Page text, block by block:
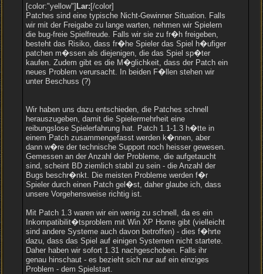
[color:"yellow"] Lar: [/color]
Patches sind eine typische Nicht-Gewinner Situation. Falls
wir mit der Freigabe zu lange warten, nehmen wir Spielern
die bug-freie Spielfreude. Falls wir sie zu fr�h freigeben,
besteht das Risiko, dass fr�he Spieler das Spiel h�ufiger
patchen m�ssen als diejenigen, die das Spiel sp�ter
kaufen. Zudem gibt es die M�glichkeit, dass der Patch ein
neues Problem verursacht. In beiden F�llen stehen wir
unter Beschuss (?)
Wir haben uns dazu entschieden, die Patches schnell
herauszugeben, damit die Spielermehrheit eine
reibungslose Spielerfahrung hat. Patch 1.1-1.3 h�tte in
einem Patch zusammengefasst werden k�nnen, aber
dann w�re der technische Support noch heisser gewesen.
Gemessen an der Anzahl der Probleme, die aufgetaucht
sind, scheint BD ziemlich stabil zu sein - die Anzahl der
Bugs beschr�nkt. Die meisten Probleme werden f�r
Spieler durch einen Patch gel�st, daher glaube ich, dass
unsere Vorgehensweise richtig ist.
Mit Patch 1.3 waren wir ein wenig zu schnell, da es ein
Inkompatibilit�tsproblem mit Win XP Home gibt (vielleicht
sind andere Systeme auch davon betroffen) - dies f�hrte
dazu, dass das Spiel auf einigen Systemen nicht startete.
Daher haben wir sofort 1.31 nachgeschoben. Falls ihr
genau hinschaut - es bezieht sich nur auf ein einziges
Problem - dem Spielstart.